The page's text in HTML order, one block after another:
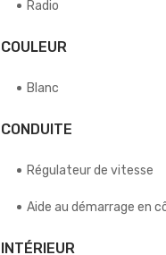
Radio
COULEUR
Blanc
CONDUITE
Régulateur de vitesse
Aide au démarrage en
INTÉRIEUR